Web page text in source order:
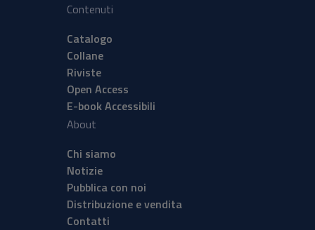
Contenuti
Catalogo
Collane
Riviste
Open Access
E-book Accessibili
About
Chi siamo
Notizie
Pubblica con noi
Distribuzione e vendita
Contatti